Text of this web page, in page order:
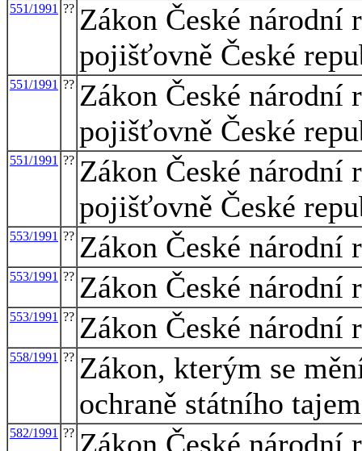
551/1991 ?? Zákon České národní
pojišťovně České
551/1991 ?? Zákon České národní
pojišťovně České
551/1991 ?? Zákon České národní
pojišťovně České
553/1991 ?? Zákon České
553/1991 ?? Zákon České
553/1991 ?? Zákon České
558/1991 ?? Zákon, kterým se
ochraně státního
582/1991 ?? Zákon České národní